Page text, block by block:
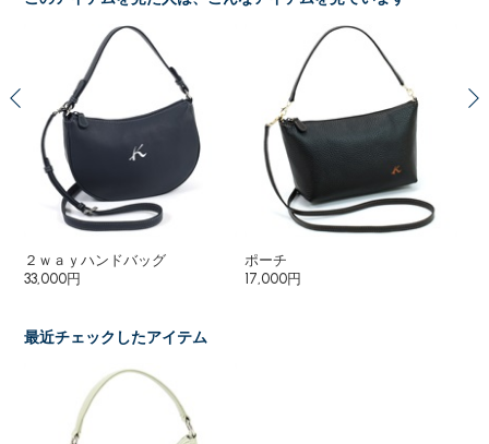
２ｗａｙハンドバッグ
33,000円
ポーチ
17,000円
最近チェックしたアイテム